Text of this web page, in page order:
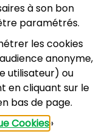
à son bon
paramétrés.
les cookies
anonyme,
utilisateur) ou
en cliquant sur le
bas de page.
Cookies»
: 8h30-12h et